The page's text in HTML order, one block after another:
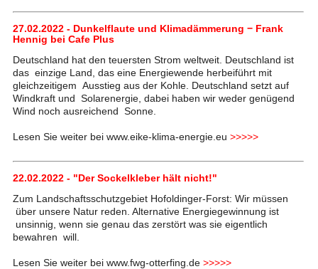
27.02.2022 - Dunkelflaute und Klimadämmerung − Frank
Hennig bei Cafe Plus
Deutschland hat den teuersten Strom weltweit. Deutschland ist
das einzige Land, das eine Energiewende herbeiführt mit
gleichzeitigem Ausstieg aus der Kohle. Deutschland setzt auf
Windkraft und Solarenergie, dabei haben wir weder genügend
Wind noch ausreichend Sonne.
Lesen Sie weiter bei www.eike-klima-energie.eu >>>>>
22.02.2022 - "Der Sockelkleber hält nicht!"
Zum Landschaftsschutzgebiet Hofoldinger-Forst: Wir müssen
über unsere Natur reden. Alternative Energiegewinnung ist
unsinnig, wenn sie genau das zerstört was sie eigentlich
bewahren will.
Lesen Sie weiter bei www.fwg-otterfing.de >>>>>